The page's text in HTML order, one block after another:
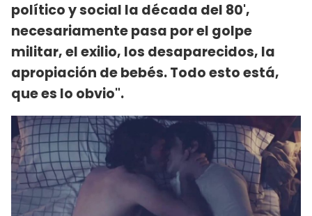
político y social la década del 80',
necesariamente pasa por el golpe
militar, el exilio, los desaparecidos, la
apropiación de bebés. Todo esto está,
que es lo obvio".